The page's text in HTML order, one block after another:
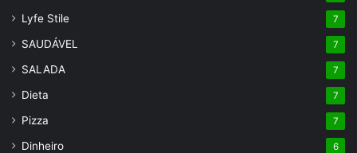
Lyfe Stile 7
SAUDÁVEL 7
SALADA 7
Dieta 7
Pizza 7
Dinheiro 6